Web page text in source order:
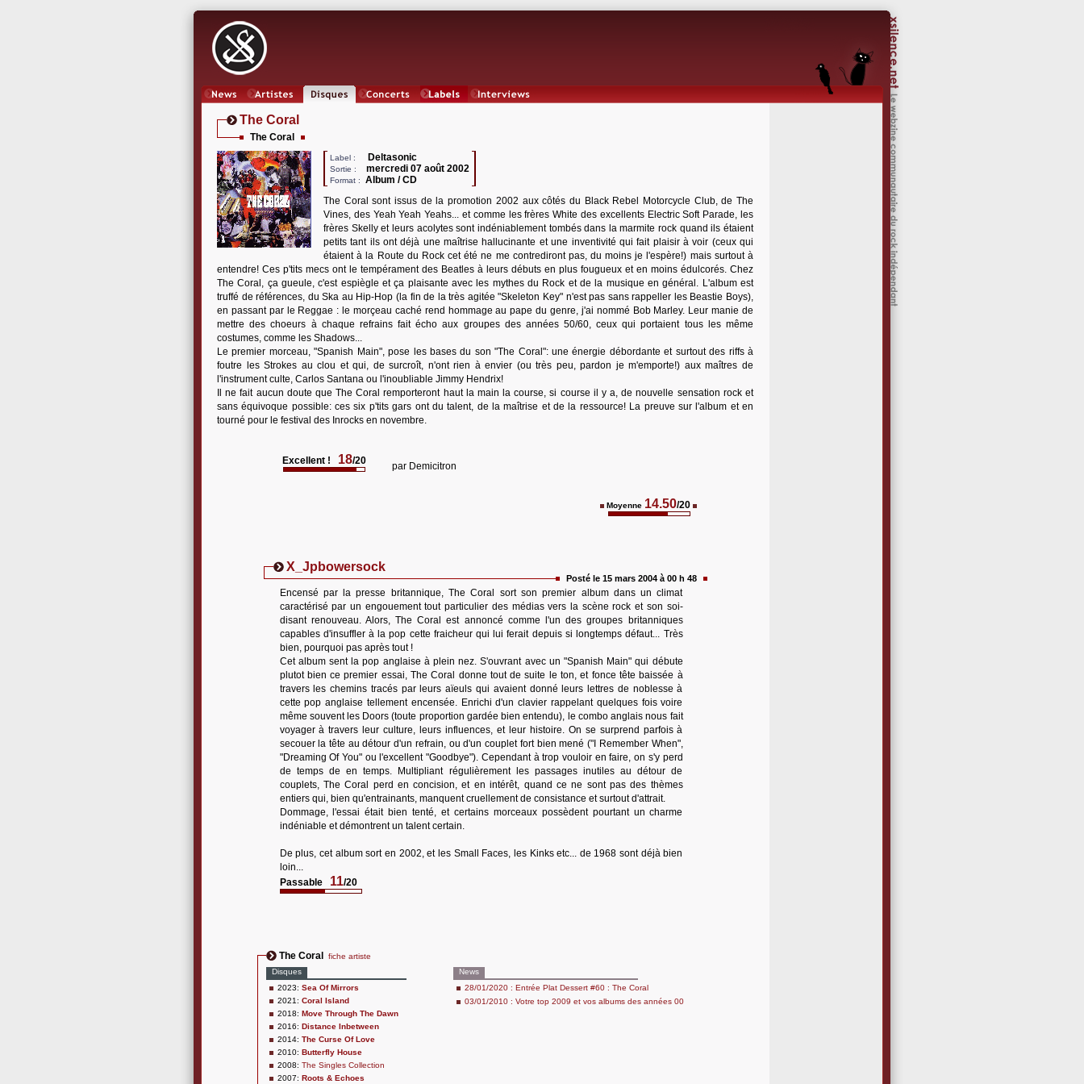
The Coral
The Coral
Label : Deltasonic
Sortie : mercredi 07 août 2002
Format :
Album / CD
The Coral sont issus de la promotion 2002 aux côtés du Black Rebel Motorcycle Club, de The
Vines, des Yeah Yeah Yeahs... et comme les frères White des excellents Electric Soft Parade, les
frères Skelly et leurs acolytes sont indéniablement tombés dans la marmite rock quand ils étaient
petits tant ils ont déjà une maîtrise hallucinante et une inventivité qui fait plaisir à voir (ceux qui
étaient à la Route du Rock cet été ne me contrediront pas, du moins je l'espère!) mais surtout à
entendre! Ces p'tits mecs ont le tempérament des Beatles à leurs débuts en plus fougueux et en moins édulcorés. Chez
The Coral, ça gueule, c'est espiègle et ça plaisante avec les mythes du Rock et de la musique en général. L'album est
truffé de références, du Ska au Hip-Hop (la fin de la très agitée "Skeleton Key" n'est pas sans rappeller les Beastie Boys),
en passant par le Reggae : le morçeau caché rend hommage au pape du genre, j'ai nommé Bob Marley. Leur manie de
mettre des choeurs à chaque refrains fait écho aux groupes des années 50/60, ceux qui portaient tous les même
costumes, comme les Shadows...
Le premier morceau, "Spanish Main", pose les bases du son "The Coral": une énergie débordante et surtout des riffs à
foutre les Strokes au clou et qui, de surcroît, n'ont rien à envier (ou très peu, pardon je m'emporte!) aux maîtres de
l'instrument culte, Carlos Santana ou l'inoubliable Jimmy Hendrix!
Il ne fait aucun doute que The Coral remporteront haut la main la course, si course il y a, de nouvelle sensation rock et
sans équivoque possible: ces six p'tits gars ont du talent, de la maîtrise et de la ressource! La preuve sur l'album et en
tourné pour le festival des Inrocks en novembre.
Excellent ! 18/20 par Demicitron
Moyenne 14.50/20
X_ Jpbowersock
Posté le 15 mars 2004 à 00 h 48
Encensé par la presse britannique, The Coral sort son premier album dans un climat
caractérisé par un engouement tout particulier des médias vers la scène rock et son soi-
disant renouveau. Alors, The Coral est annoncé comme l'un des groupes britanniques
capables d'insuffler à la pop cette fraicheur qui lui ferait depuis si longtemps défaut... Très
bien, pourquoi pas après tout !
Cet album sent la pop anglaise à plein nez. S'ouvrant avec un "Spanish Main" qui débute
plutot bien ce premier essai, The Coral donne tout de suite le ton, et fonce tête baissée à
travers les chemins tracés par leurs aïeuls qui avaient donné leurs lettres de noblesse à
cette pop anglaise tellement encensée. Enrichi d'un clavier rappelant quelques fois voire
même souvent les Doors (toute proportion gardée bien entendu), le combo anglais nous fait
voyager à travers leur culture, leurs influences, et leur histoire. On se surprend parfois à
secouer la tête au détour d'un refrain, ou d'un couplet fort bien mené ("I Remember When",
"Dreaming Of You" ou l'excellent "Goodbye"). Cependant à trop vouloir en faire, on s'y perd
de temps de en temps. Multipliant régulièrement les passages inutiles au détour de
couplets, The Coral perd en concision, et en intérêt, quand ce ne sont pas des thèmes
entiers qui, bien qu'entrainants, manquent cruellement de consistance et surtout d'attrait.
Dommage, l'essai était bien tenté, et certains morceaux possèdent pourtant un charme
indéniable et démontrent un talent certain.
De plus, cet album sort en 2002, et les Small Faces, les Kinks etc... de 1968 sont déjà bien
loin...
Passable
11/20
The Coral
fiche artiste
Disques
2023: Sea Of Mirrors
2021: Coral Island
2018: Move Through The Dawn
2016: Distance Inbetween
2014: The Curse Of Love
2010: Butterfly House
2008: The Singles Collection
2007: Roots & Echoes
News
28/01/2020 : Entrée Plat Dessert #60 : The Coral
03/01/2010 : Votre top 2009 et vos albums des années 00